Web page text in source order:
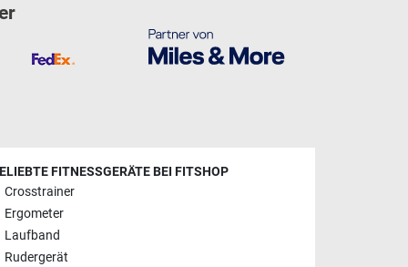
FITNESSGERÄTE BEI FITSHOP
Crosstrainer
Ergometer
Laufband
Rudergerät